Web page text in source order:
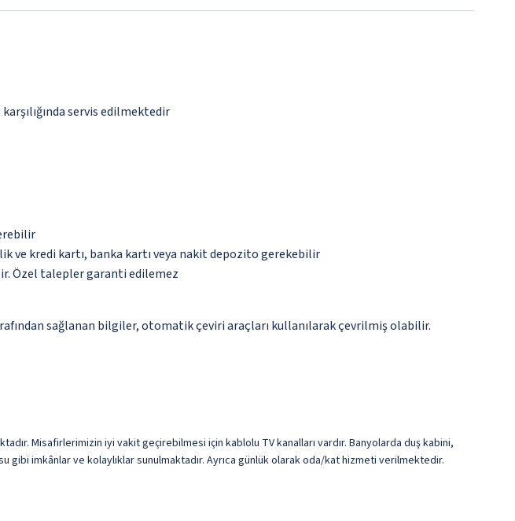
servis edilmektedir
ve kredi kartı, banka kartı veya nakit depozito gerekebilir
Özel talepler garanti edilemez
sağlanan bilgiler, otomatik çeviri araçları kullanılarak çevrilmiş olabilir.
Misafirlerimizin iyi vakit geçirebilmesi için kablolu TV kanalları vardır. Banyolarda duş kabini,
imkânlar ve kolaylıklar sunulmaktadır. Ayrıca günlük olarak oda/kat hizmeti verilmektedir.